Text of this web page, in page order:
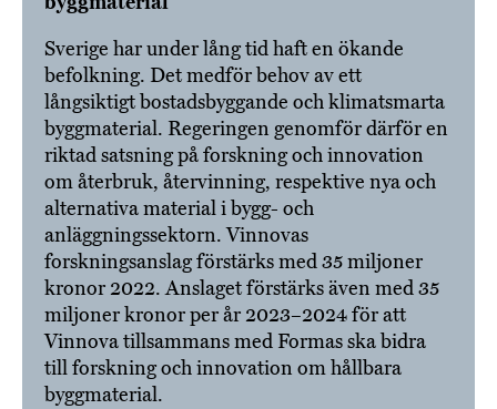
Sverige har under lång tid haft en ökande
befolkning. Det medför behov av ett
långsiktigt bostadsbyggande och klimatsmarta
byggmaterial. Regeringen genomför därför en
riktad satsning på forskning och innovation
om återbruk, återvinning, respektive nya och
alternativa material i bygg- och
anläggningssektorn. Vinnovas
forskningsanslag förstärks med 35 miljoner
kronor 2022. Anslaget förstärks även med 35
miljoner kronor per år 2023–2024 för att
Vinnova tillsammans med Formas ska bidra
till forskning och innovation om hållbara
byggmaterial.